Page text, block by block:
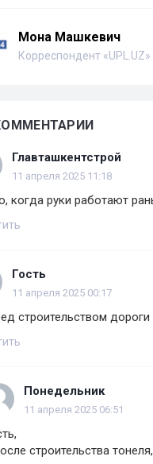
Мона Машкевич
Корреспондент «UPL.UZ»
Главташкентстрой
11 апреля 2025 11:18
когда руки работают
Гость
11 апреля 2025 00:17
строительством
Понедельник
11 апреля 2025 06:51
строительства